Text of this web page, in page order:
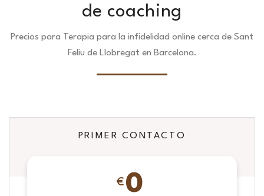
de coaching
Precios para Terapia para la infidelidad online cerca de Sant
Feliu de Llobregat en Barcelona.
PRIMER CONTACTO
€ 0